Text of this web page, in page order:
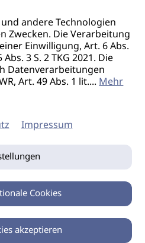
andere Technologien
Zwecken. Die Verarbeitung
Einwilligung, Art. 6 Abs.
Abs. 3 S. 2 TKG 2021. Die
Datenverarbeitungen
Art. 49 Abs. 1 lit....Mehr
Impressum
Cookies
akzeptieren